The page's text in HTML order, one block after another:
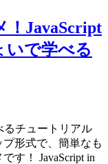
！JavaScript
いで学べる
るチュートリアル
形式で、簡単なも
す！ JavaScript in